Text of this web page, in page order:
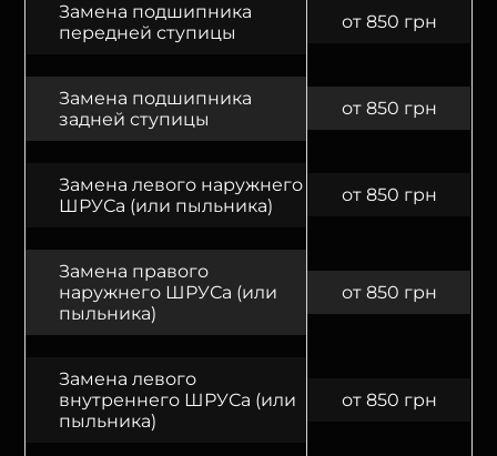
Замена подшипника
передней ступицы
от 850 грн
Замена подшипника
задней ступицы
от 850 грн
Замена левого наружнего
ШРУСа (или пыльника)
от 850 грн
Замена правого
наружнего ШРУСа (или
пыльника)
от 850 грн
Замена левого
внутреннего ШРУСа (или
пыльника)
от 850 грн